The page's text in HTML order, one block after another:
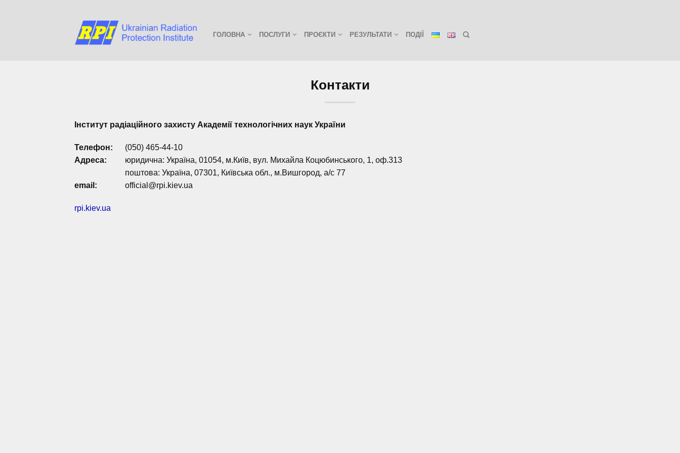
ГОЛОВНА ПОСЛУГИ ПРОЄКТИ РЕЗУЛЬТАТИ ПОДІЇ
Контакти
Інститут радіаційного захисту Академії технологічних наук України
Телефон:
(050) 465-44-10
Адреса:
юридична: Україна, 01054, м.Київ, вул. Михайла Коцюбинського, 1, oф.313
поштова: Україна, 07301, Київська обл., м.Вишгород, а/с 77
email:
official@rpi.kiev.ua
rpi.kiev.ua